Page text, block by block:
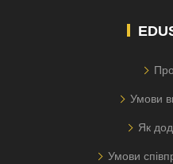
Умови
Як
Умови